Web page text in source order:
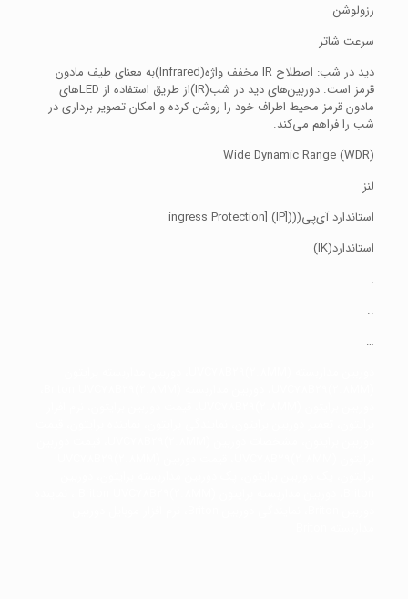
رزولوشن
سرعت شاتر
دید در شب: اصطلاح IR مخفف واژه(Infrared)به معنای طیف مادون
قرمز است. دوربین‌های دید در شب(IR)از طریق استفاده از LED‌های
مادون قرمز محیط اطراف خود را روشن کرده و امکان تصویر برداری در
شب را فراهم می‌کند.
(Wide Dynamic Range (WDR
لنز
استاندارد آی‌پی((ingress Protection] (IP])
استاندارد(IK)
.
..
…